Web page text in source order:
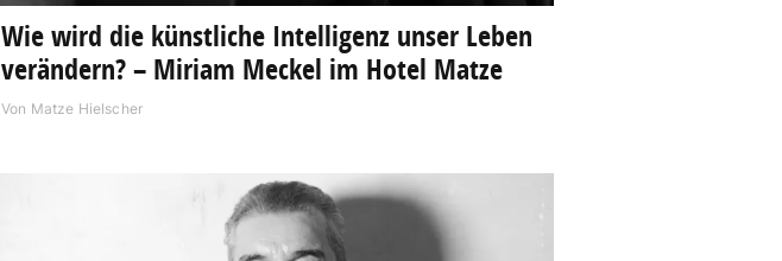
Wie wird die künstliche Intelligenz unser Leben
verändern? – Miriam Meckel im Hotel Matze
Von Matze Hielscher